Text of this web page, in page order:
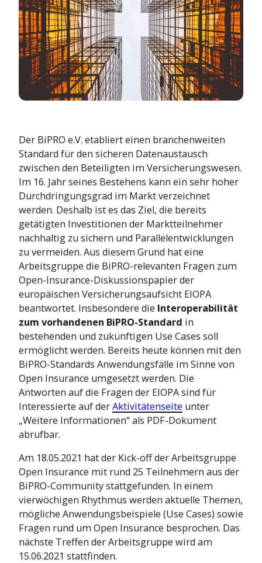
Leben
Kranken
bis
die Themenwelt
Mehr Infos
Kraftfahrt
Leben
Kranken
Der BiPRO e.V. etabliert einen branchenweiten
Standard für den sicheren Datenaustausch
zwischen den Beteiligten im Versicherungswesen.
Im 16. Jahr seines Bestehens kann ein sehr hoher
Durchdringungsgrad im Markt verzeichnet
werden. Deshalb ist es das Ziel, die bereits
getätigten Investitionen der Marktteilnehmer
nachhaltig zu sichern und Parallelentwicklungen
zu vermeiden. Aus diesem Grund hat eine
Arbeitsgruppe die BiPRO-relevanten Fragen zum
Open-Insurance-Diskussionspapier der
europäischen Versicherungsaufsicht EIOPA
beantwortet. Insbesondere die Interoperabilität
zum vorhandenen BiPRO-Standard in
bestehenden und zukünftigen Use Cases soll
ermöglicht werden. Bereits heute können mit den
BiPRO-Standards Anwendungsfälle im Sinne von
Open Insurance umgesetzt werden. Die
Antworten auf die Fragen der EIOPA sind für
Interessierte auf derAktivitätenseite unter
„Weitere Informationen“ als PDF-Dokument
abrufbar.
Am 18.05.2021 hat der Kick-off der Arbeitsgruppe
Open Insurance mit rund 25 Teilnehmern aus der
BiPRO-Community stattgefunden. In einem
vierwöchigen Rhythmus werden aktuelle Themen,
mögliche Anwendungsbeispiele (Use Cases) sowie
Fragen rund um Open Insurance besprochen. Das
nächste Treffen der Arbeitsgruppe wird am
15.06.2021 stattfinden.